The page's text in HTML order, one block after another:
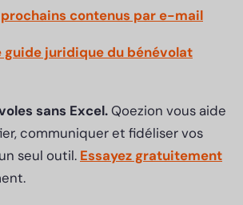
prochains contenus par e-mail
guide juridique du bénévolat
sans Excel.Qoezion vous aide
communiquer et fidéliser vos
seul outil. Essayez gratuitement